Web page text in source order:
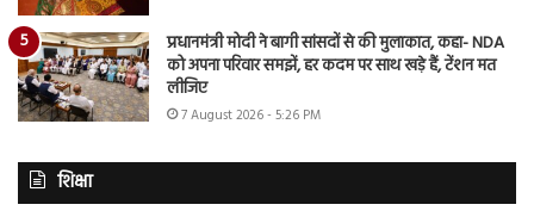
प्रधानमंत्री मोदी ने बागी सांसदों से की मुलाकात, कहा- NDA
को अपना परिवार समझें, हर कदम पर साथ खड़े हैं, टेंशन मत
लीजिए
7 August 2026 - 5:26 PM
शिक्षा